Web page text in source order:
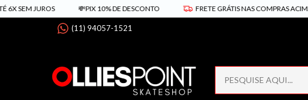
JUROS 💸PIX 10% DE DESCONTO FRETE GRÁTIS NAS COMPRAS ACIMA DE
(11) 94057-1521